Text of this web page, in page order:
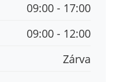
09:00 - 17:00
09:00 - 12:00
Zárva